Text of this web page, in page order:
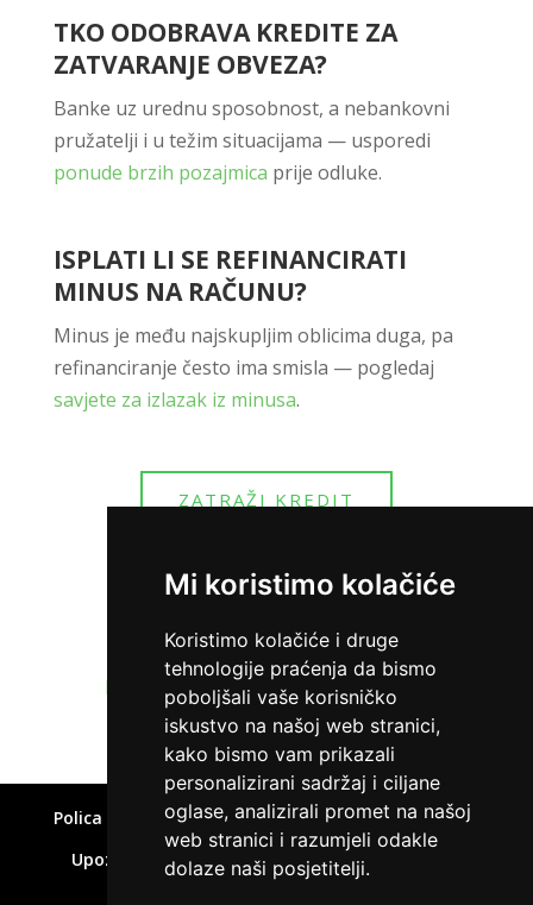
Mi koristimo kolačiće
Koristimo kolačiće i druge
tehnologije praćenja da bismo
poboljšali vaše korisničko
iskustvo na našoj web stranici,
kako bismo vam prikazali
personalizirani sadržaj i ciljane
oglase, analizirali promet na našoj
web stranici i razumjeli odakle
dolaze naši posjetitelji.
TKO ODOBRAVA KREDITE ZA
ZATVARANJE OBVEZA?
Banke uz urednu sposobnost, a nebankovni
pružatelji i u težim situacijama — usporedi
ponude brzih pozajmica prije odluke.
ISPLATI LI SE REFINANCIRATI
MINUS NA RAČUNU?
Minus je među najskupljim oblicima duga, pa
refinanciranje često ima smisla — pogledaj
savjete za izlazak iz minusa.
ZATRAŽI KREDIT
Home » Krediti za zatvaranje obveza
Polica privatnosti Uvjeti korištenja
Kolačići
Upozorenje o rizicima
Affiliate disclaimer